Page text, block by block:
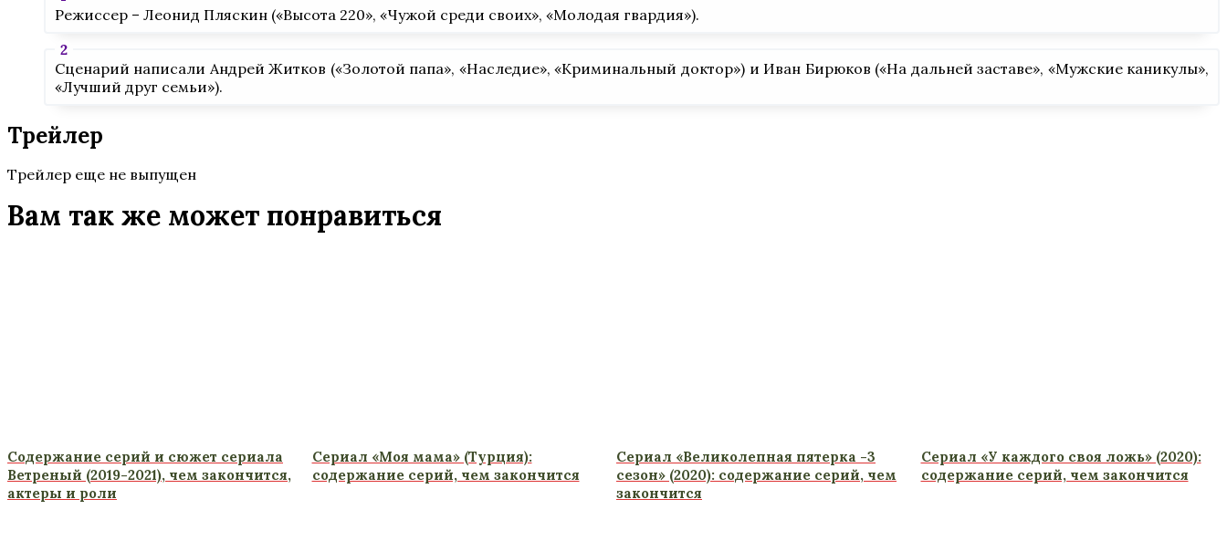
Режиссер – Леонид Пляскин («Высота 220», «Чужой среди своих», «Молодая гвардия»).
Сценарий написали Андрей Житков («Золотой папа», «Наследие», «Криминальный доктор») и Иван Бирюков («На дальней заставе», «Мужские каникулы»,
«Лучший друг семьи»).
Трейлер
Трейлер еще не выпущен
Вам так же может понравиться
Содержание серий и сюжет сериала
Ветреный (2019-2021), чем закончится,
актеры и роли
Сериал «Моя мама» (Турция):
содержание серий, чем закончится
Сериал «Великолепная пятерка -3
сезон» (2020): содержание серий, чем
закончится
Сериал «У каждого своя ложь» (2020):
содержание серий, чем закончится